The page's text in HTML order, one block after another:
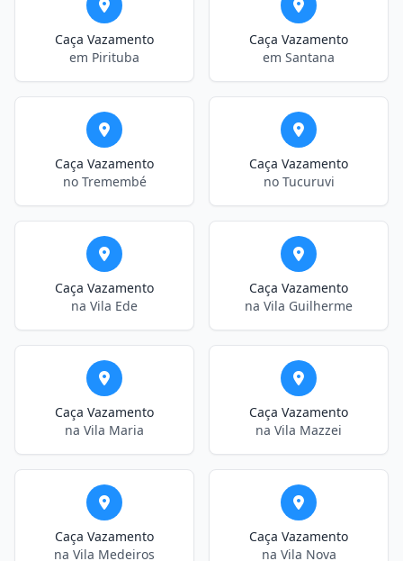
Caça Vazamento
em Pirituba
Caça Vazamento
em Santana
Caça Vazamento
no Tremembé
Caça Vazamento
no Tucuruvi
Caça Vazamento
na Vila Ede
Caça Vazamento
na Vila Guilherme
Caça Vazamento
na Vila Maria
Caça Vazamento
na Vila Mazzei
Caça Vazamento
na Vila Medeiros
Caça Vazamento
na Vila Nova